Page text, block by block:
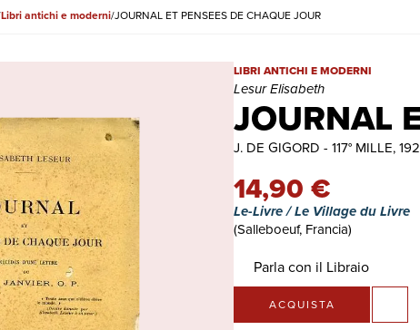
Libri antichi e moderni JOURNAL ET PENSEES DE CHAQUE JOUR
JOURNAL
JOURNAL ET PENSEES DE
LIBRI ANTICHI E MODERNI
Lesur Elisabeth
J. DE GIGORD - 117° MILLE,
14,90 €
Le-Livre / Le Village du Livre
(Salleboeuf, Francia)
Parla con il Libraio
ACQUISTA